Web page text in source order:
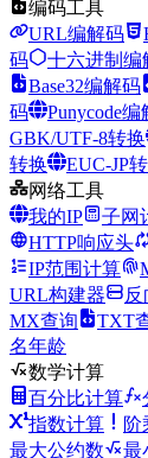
编码工具
URL编解码
码
十六进制编
Base32编解码
码
Punycode编
GBK/UTF-8转换
转换
EUC-JP
网络工具
我的IP
子网
HTTP响应头
IP范围计算
URL构建器
反
MX查询
TXT
名年龄
数学计算
百分比计算
指数计算
阶
最大公约数
最